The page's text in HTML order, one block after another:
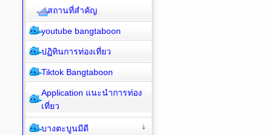
สถานที่สำคัญ
youtube bangtaboon
ปฏิทินการท่องเที่ยว
Tiktok Bangtaboon
Application แนะนำการท่อง
เที่ยว
บางตะบูนมีดี